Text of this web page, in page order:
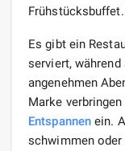
Frühstücksbuffet.
Es gibt ein
serviert,
angenehmen
Marke
Entspannen ein.
schwimmen oder